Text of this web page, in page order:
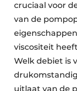
cruciaal voor
van de
viscositeit
Welk debiet is
uitlaat van de